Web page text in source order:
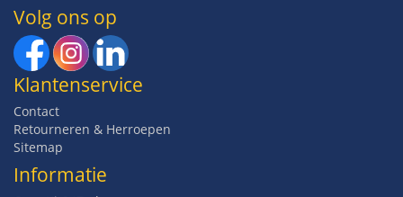
Volg ons op
Klantenservice
Contact
Retourneren & Herroepen
Sitemap
Informatie